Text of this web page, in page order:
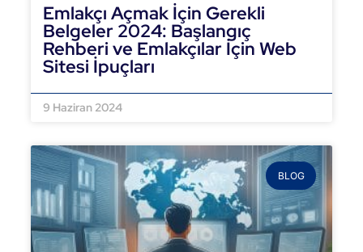
Emlakçı Açmak İçin Gerekli
Belgeler 2024: Başlangıç
Rehberi ve Emlakçılar İçin Web
Sitesi İpuçları
9 Haziran 2024
BLOG